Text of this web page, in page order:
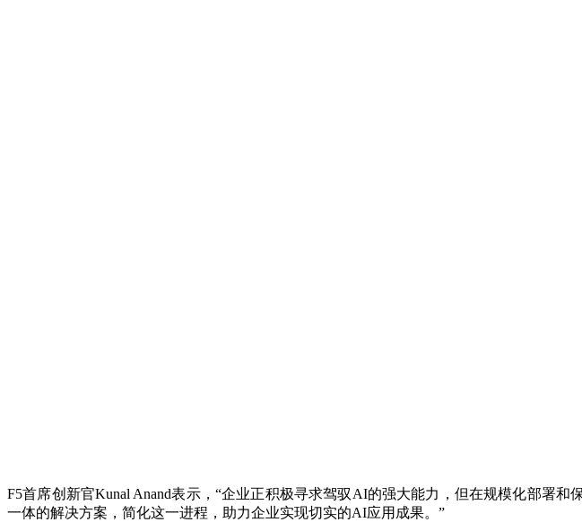
F5首席创新官Kunal Anand表示，“企业正积极寻求驾驭AI的强大能力，但在规模化部署
一体的解决方案，简化这一进程，助力企业实现切实的AI应用成果。”